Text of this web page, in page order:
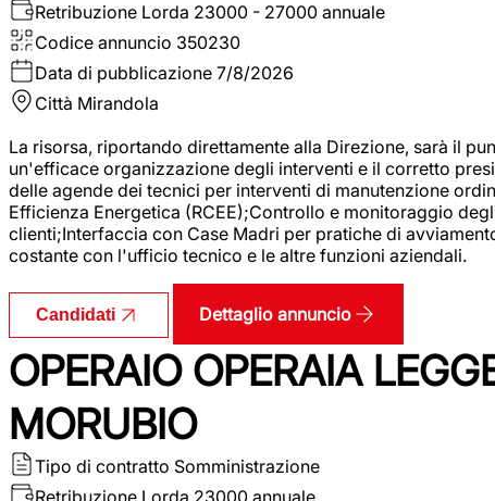
Retribuzione Lorda 23000 - 27000 annuale
Codice annuncio 350230
Data di pubblicazione 7/8/2026
Città Mirandola
La risorsa, riportando direttamente alla Direzione, sarà il
un'efficace organizzazione degli interventi e il corretto
delle agende dei tecnici per interventi di manutenzione
Efficienza Energetica (RCEE);Controllo e monitoraggio
clienti;Interfaccia con Case Madri per pratiche di
costante con l'ufficio tecnico e le altre funzioni aziendali.
Candidati Dettaglio annuncio
OPERAIO OPERAIA
MORUBIO
Tipo di contratto Somministrazione
Retribuzione Lorda 23000 annuale